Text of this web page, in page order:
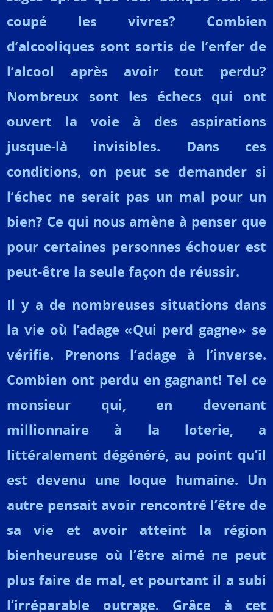
coupé les vivres? Combien
d’alcooliques sont sortis de l’enfer de
l’alcool après avoir tout perdu?
Nombreux sont les échecs qui ont
ouvert la voie à des aspirations
jusque-là invisibles. Dans ces
conditions, on peut se demander si
l’échec ne serait pas un mal pour un
bien? Ce qui nous amène à penser que
pour certaines personnes échouer est
peut-être la seule façon de réussir.
Il y a de nombreuses situations dans
la vie où l’adage «Qui perd gagne» se
vérifie. Prenons l’adage à l’inverse.
Combien ont perdu en gagnant! Tel ce
monsieur qui, en devenant
millionnaire à la loterie, a
littéralement dégénéré, au point qu’il
est devenu une loque humaine. Un
autre pensait avoir rencontré l’être de
sa vie et avoir atteint la région
bienheureuse où l’être aimé ne peut
plus faire de mal, et pourtant il a subi
l’irréparable outrage. Grâce à cet